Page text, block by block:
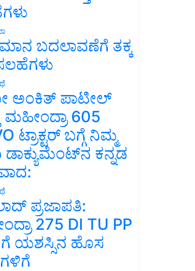
ಬದಲಾವಣೆಗೆ ತಕ್ಕ
ಅಂಕಿತ್ ಪಾಟೀಲ್
ಮಹೀಂದ್ರಾ 605
ಟ್ರಾಕ್ಟರ್ ಬಗ್ಗೆ ನಿಮ್ಮ
ಕನ್ನಡ
ಪ್ರಜಾಪತಿ:
275 DI TU PP
ಯಶಸ್ಸಿನ ಹೊಸ